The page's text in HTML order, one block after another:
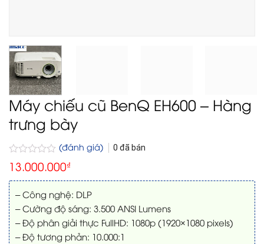
Máy chiếu cũ BenQ EH600 – Hàng
trưng bày
Được
xếp
hạng
0
5
sao
(đánh giá) 0 đã bán
13.000.000₫
– Công nghệ: DLP
– Cường độ sáng: 3.500 ANSI Lumens
– Độ phân giải thực FullHD: 1080p (1920×1080 pixels)
– Độ tương phản: 10.000:1